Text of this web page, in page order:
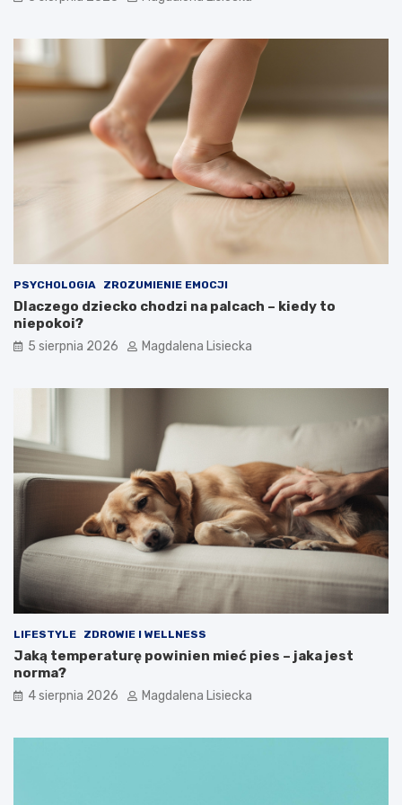
w
i
e
d
a
ł
o
PSYCHOLOGIA ZROZUMIENIE EMOCJI
Dlaczego dziecko chodzi na palcach – kiedy to
niepokoi?
5 sierpnia 2026 Magdalena Lisiecka
LIFESTYLE ZDROWIE I WELLNESS
Jaką temperaturę powinien mieć pies – jaka jest
norma?
4 sierpnia 2026 Magdalena Lisiecka